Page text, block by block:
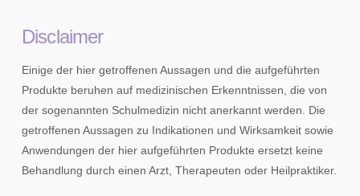
Disclaimer
Einige der hier getroffenen Aussagen und die aufgeführten
Produkte beruhen auf medizinischen Erkenntnissen, die von
der sogenannten Schulmedizin nicht anerkannt werden. Die
getroffenen Aussagen zu Indikationen und Wirksamkeit sowie
Anwendungen der hier aufgeführten Produkte ersetzt keine
Behandlung durch einen Arzt, Therapeuten oder Heilpraktiker.